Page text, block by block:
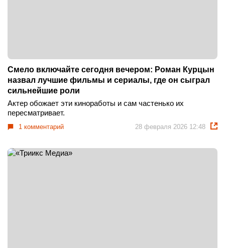
Смело включайте сегодня вечером: Роман Курцын
назвал лучшие фильмы и сериалы, где он сыграл
сильнейшие роли
Актер обожает эти киноработы и сам частенько их
пересматривает.
1 комментарий 28 февраля 2026 12:48